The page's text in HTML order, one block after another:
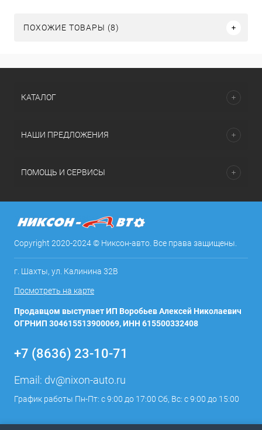
ПОХОЖИЕ ТОВАРЫ (8)
КАТАЛОГ
НАШИ ПРЕДЛОЖЕНИЯ
ПОМОЩЬ И СЕРВИСЫ
Copyright 2020-2024 © Никсон-авто. Все права защищены.
г. Шахты, ул. Калинина 32В
Посмотреть на карте
Продавцом выступает ИП Воробьев Алексей Николаевич
ОГРНИП 304615513900069, ИНН 615500332408
+7 (8636) 23-10-71
Email: dv@nixon-auto.ru
График работы Пн-Пт: с 9:00 до 17:00 Сб, Вс: с 9:00 до 15:00